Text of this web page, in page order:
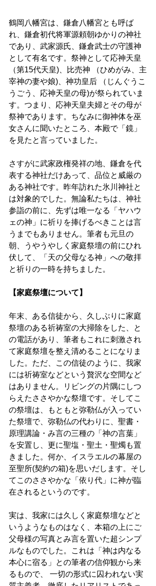
鶴岡八幡宮は、鎌倉八幡宮とも呼ば
れ、鎌倉初代将軍源頼朝ゆかりの神社
であり、武家源氏、鎌倉武士の守護神
として有名です。祭神として応神天皇
（第15代天皇)、比売神 （ひめがみ、主
宰神の妻や娘)、神功皇后 （じんぐうこ
うごう、応神天皇の母)が祭られていま
す。つまり、応神天皇夫婦とその母が
祭神であります。ちなみに御神体を巫
女さんに聞いたところ、本殿で「鏡」
を見たと言っていました。
さすがに武家政権発祥の地、鎌倉を代
表する神社だけあって、品位と威厳の
ある神社です。昨年訪れた氷川神社と
は対象的でした。無論私たちは、神社
参詣の前に、先ずは唯一なる「ヤハウ
ェの神」に祈りを捧げるべきことは言
うまでもありません。筆者も元旦の
朝、うやうやしく家庭祭壇の前にひれ
伏して、「天の父母なる神」への敬拝
と祈りの一時を持ちました。
【家庭祭壇について】
年末、ある信徒から、久しぶりに家庭
祭壇のある祈祷室の大掃除をした、と
の電話があり、筆者もこれに刺激され
て家庭祭壇を整え清めることになりま
した。ただ、この信徒のように、我家
には祈祷室などという贅沢な空間など
はありません。リビングの片隅にしつ
らえたささやかな祭壇です。そしてこ
の祭壇は、もともと弥勒仏が入ってい
た祭壇で、弥勒仏の代わりに、聖書・
原理講論・み言の三種の「神の言葉」
を安置し、更に聖塩・聖土・聖燭も置
きました。何か、イスラエルの幕屋の
至聖所(契約の箱)を思いだします。そし
てこのささやかな「依り代」に神が臨
在されるというのです。
実は、我家には久しく家庭祭壇などと
いうようなものはなく、本箱の上にご
父母様の写真とみ言を置いた超シンプ
ルなものでした。これは「神は内なる
本心に宿る」との筆者の信仰観から来
るもので、 一切の形式に囚われない実